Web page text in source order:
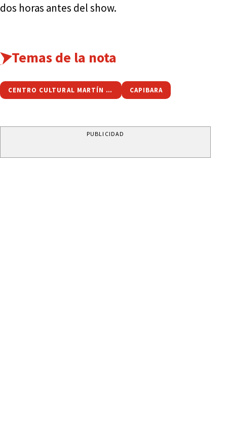
dos horas antes del show.
Temas de la nota
CENTRO CULTURAL MARTÍN FIERRO CAPIBARA
PUBLICIDAD